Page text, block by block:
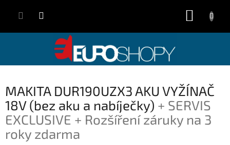
MAKITA DUR190UZX3 AKU VYŽÍNAČ
18V (bez aku a nabíječky) + SERVIS
EXCLUSIVE + Rozšíření záruky na 3
roky zdarma